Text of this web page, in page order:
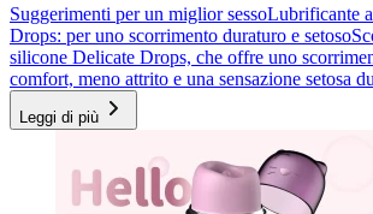
Suggerimenti per un miglior sessoLubrificante
Drops: per uno scorrimento duraturo e setoso
silicone Delicate Drops, che offre uno
comfort, meno attrito e una sensazione setosa
Leggi di più